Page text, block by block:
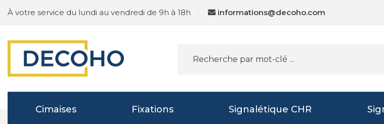
À votre service du lundi au vendredi de 9h à 18h informations@decoho.com
Cimaises Fixations Signalétique CHR